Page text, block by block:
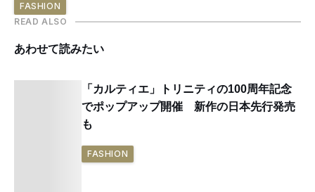
FASHION
READ ALSO
あわせて読みたい
「カルティエ」トリニティの100周年記念
でポップアップ開催 新作の日本先行発売
も
FASHION